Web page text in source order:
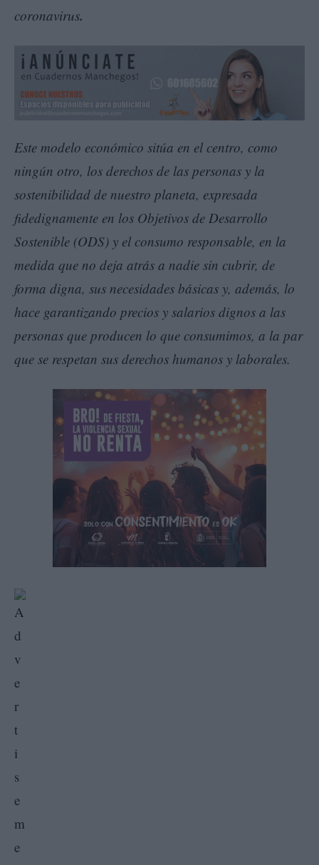
coronavirus.
Este modelo económico sitúa en el centro, como
ningún otro, los derechos de las personas y la
sostenibilidad de nuestro planeta, expresada
fidedignamente en los Objetivos de Desarrollo
Sostenible (ODS) y el consumo responsable, en la
medida que no deja atrás a nadie sin cubrir, de
forma digna, sus necesidades básicas y, además, lo
hace garantizando precios y salarios dignos a las
personas que producen lo que consumimos, a la par
que se respetan sus derechos humanos y laborales.